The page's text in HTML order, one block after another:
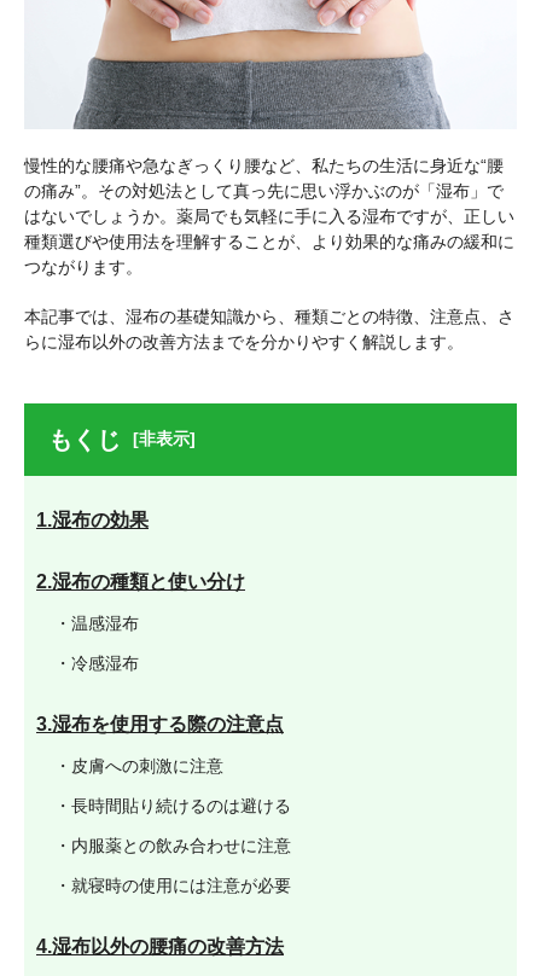
慢性的な腰痛や急なぎっくり腰など、私たちの生活に身近な“腰
の痛み”。その対処法として真っ先に思い浮かぶのが「湿布」で
はないでしょうか。薬局でも気軽に手に入る湿布ですが、正しい
種類選びや使用法を理解することが、より効果的な痛みの緩和に
つながります。
本記事では、湿布の基礎知識から、種類ごとの特徴、注意点、さ
らに湿布以外の改善方法までを分かりやすく解説します。
もくじ [非表示]
1.湿布の効果
2.湿布の種類と使い分け
・温感湿布
・冷感湿布
3.湿布を使用する際の注意点
・皮膚への刺激に注意
・長時間貼り続けるのは避ける
・内服薬との飲み合わせに注意
・就寝時の使用には注意が必要
4.湿布以外の腰痛の改善方法